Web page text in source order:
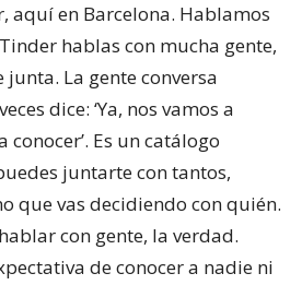
aquí en Barcelona. Hablamos
hablas con mucha gente,
La gente conversa
dice: ‘Ya, nos vamos a
Es un catálogo
juntarte con tantos,
que vas decidiendo con quién.
con gente, la verdad.
de conocer a nadie ni